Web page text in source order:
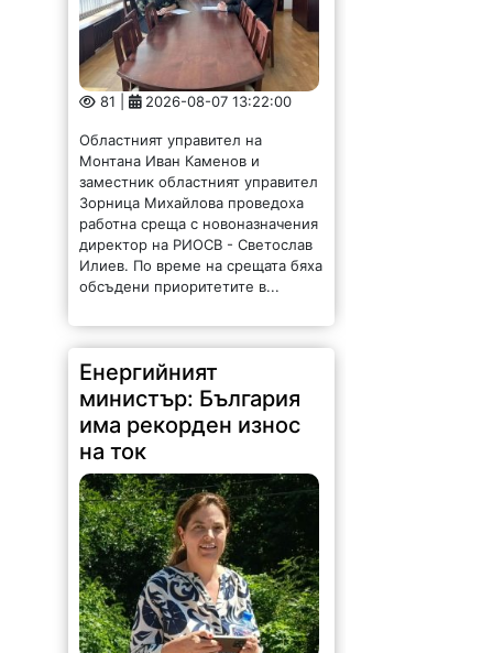
81 | 2026-08-07 13:22:00
Областният управител на
Монтана Иван Каменов и
заместник областният управител
Зорница Михайлова проведоха
работна среща с новоназначения
директор на РИОСВ - Светослав
Илиев. По време на срещата бяха
обсъдени приоритетите в...
Енергийният
министър: България
има рекорден износ
на ток